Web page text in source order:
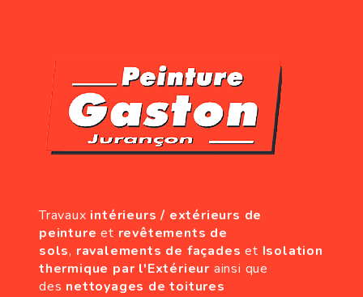
Travaux intérieurs / extérieurs de
peinture et revêtements de
sols, ravalements de façades et Isolation
thermique par l'Extérieur ainsi que
des nettoyages de toitures